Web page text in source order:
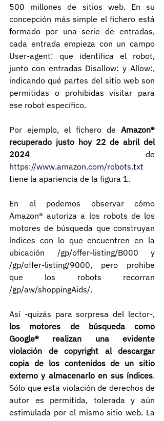
500 millones de sitios web. En su
concepción más simple el fichero está
formado por una serie de entradas,
cada entrada empieza con un campo
User-agent: que identifica el robot,
junto con entradas Disallow: y Allow:,
indicando qué partes del sitio web son
permitidas o prohibidas visitar para
ese robot específico.
Por ejemplo, el fichero de Amazon®
recuperado justo hoy 22 de abril del
2024
https://www.amazon.com/robots.txt
tiene la apariencia de la figura 1.
En el podemos observar cómo
Amazon® autoriza a los robots de los
motores de búsqueda que construyan
índices con lo que encuentren en la
ubicación /gp/offer-listing/B000 y
/gp/offer-listing/9000, pero prohibe
que los robots recorran
/gp/aw/shoppingAids/.
los motores de búsqueda como
Google® realizan una evidente
violación de copyright al descargar
copia de los contenidos de un sitio
externo y almacenarlo en sus índices.
Sólo que esta violación de derechos de
autor es permitida, tolerada y aún
estimulada por el mismo sitio web. La